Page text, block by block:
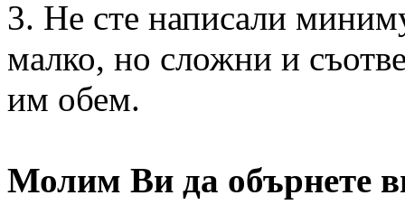
3. Не сте написали
малко, но сложни и
им обем.
Молим Ви да обърнете